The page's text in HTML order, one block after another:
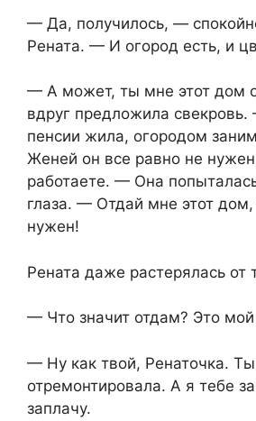
— Да, получилось, —
Рената. — И огород есть, и
— А может, ты мне этот дом
вдруг предложила
пенсии жила, огородом
Женей он все равно не
работаете. — Она
глаза. — Отдай мне этот
нужен!
Рената даже растерялась от
— Что значит отдам? Это
— Ну как твой, Ренаточка.
отремонтировала. А я тебе
заплачу.